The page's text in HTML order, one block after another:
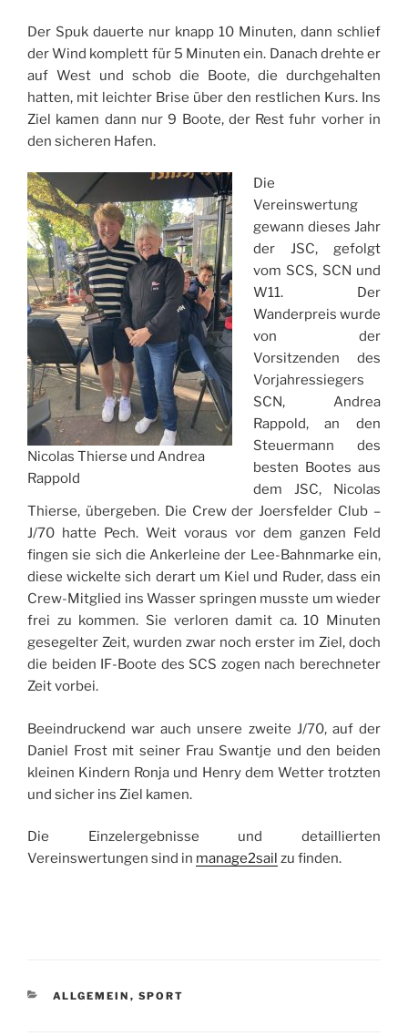
Der Spuk dauerte nur knapp 10 Minuten, dann schlief
der Wind komplett für 5 Minuten ein. Danach drehte er
auf West und schob die Boote, die durchgehalten
hatten, mit leichter Brise über den restlichen Kurs. Ins
Ziel kamen dann nur 9 Boote, der Rest fuhr vorher in
den sicheren Hafen.
Nicolas Thierse und Andrea
Rappold
Die
Vereinswertung
gewann dieses Jahr
der JSC, gefolgt
vom SCS, SCN und
W11. Der
Wanderpreis wurde
von der
Vorsitzenden des
Vorjahressiegers
SCN, Andrea
Rappold, an den
Steuermann des
besten Bootes aus
dem JSC, Nicolas
Thierse, übergeben. Die Crew der Joersfelder Club –
J/70 hatte Pech. Weit voraus vor dem ganzen Feld
fingen sie sich die Ankerleine der Lee-Bahnmarke ein,
diese wickelte sich derart um Kiel und Ruder, dass ein
Crew-Mitglied ins Wasser springen musste um wieder
frei zu kommen. Sie verloren damit ca. 10 Minuten
gesegelter Zeit, wurden zwar noch erster im Ziel, doch
die beiden IF-Boote des SCS zogen nach berechneter
Zeit vorbei.
Beeindruckend war auch unsere zweite J/70, auf der
Daniel Frost mit seiner Frau Swantje und den beiden
kleinen Kindern Ronja und Henry dem Wetter trotzten
und sicher ins Ziel kamen.
Die Einzelergebnisse und detaillierten
Vereinswertungen sind in manage2sail zu finden.
KATEGORIEN
ALLGEMEIN , SPORT